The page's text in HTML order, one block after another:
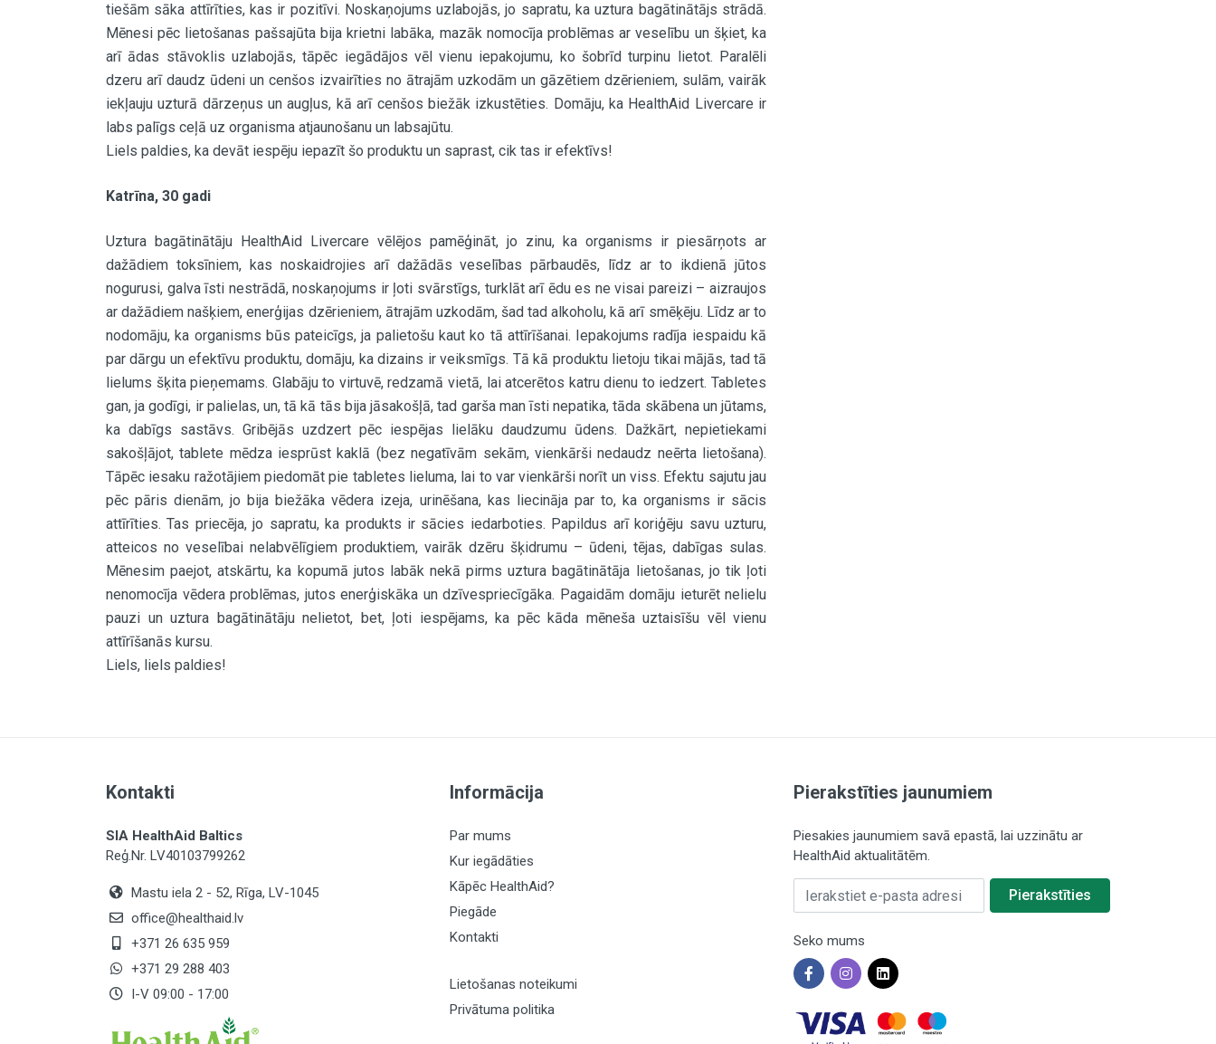
tiešām sāka attīrīties, kas ir pozitīvi. Noskaņojums uzlabojās, jo sapratu, ka uztura bagātinātājs strādā.
Mēnesi pēc lietošanas pašsajūta bija krietni labāka, mazāk nomocīja problēmas ar veselību un šķiet, ka
arī ādas stāvoklis uzlabojās, tāpēc iegādājos vēl vienu iepakojumu, ko šobrīd turpinu lietot. Paralēli
dzeru arī daudz ūdeni un cenšos izvairīties no ātrajām uzkodām un gāzētiem dzērieniem, sulām, vairāk
iekļauju uzturā dārzeņus un augļus, kā arī cenšos biežāk izkustēties. Domāju, ka HealthAid Livercare ir
labs palīgs ceļā uz organisma atjaunošanu un labsajūtu.
Liels paldies, ka devāt iespēju iepazīt šo produktu un saprast, cik tas ir efektīvs!
Katrīna, 30 gadi
Uztura bagātinātāju HealthAid Livercare vēlējos pamēģināt, jo zinu, ka organisms ir piesārņots ar
dažādiem toksīniem, kas noskaidrojies arī dažādās veselības pārbaudēs, līdz ar to ikdienā jūtos
nogurusi, galva īsti nestrādā, noskaņojums ir ļoti svārstīgs, turklāt arī ēdu es ne visai pareizi – aizraujos
ar dažādiem našķiem, enerģijas dzērieniem, ātrajām uzkodām, šad tad alkoholu, kā arī smēķēju. Līdz ar to
nodomāju, ka organisms būs pateicīgs, ja palietošu kaut ko tā attīrīšanai. Iepakojums radīja iespaidu kā
par dārgu un efektīvu produktu, domāju, ka dizains ir veiksmīgs. Tā kā produktu lietoju tikai mājās, tad tā
lielums šķita pieņemams. Glabāju to virtuvē, redzamā vietā, lai atcerētos katru dienu to iedzert. Tabletes
gan, ja godīgi, ir palielas, un, tā kā tās bija jāsakošļā, tad garša man īsti nepatika, tāda skābena un jūtams,
ka dabīgs sastāvs. Gribējās uzdzert pēc iespējas lielāku daudzumu ūdens. Dažkārt, nepietiekami
sakošļājot, tablete mēdza iesprūst kaklā (bez negatīvām sekām, vienkārši nedaudz neērta lietošana).
Tāpēc iesaku ražotājiem piedomāt pie tabletes lieluma, lai to var vienkārši norīt un viss. Efektu sajutu jau
pēc pāris dienām, jo bija biežāka vēdera izeja, urinēšana, kas liecināja par to, ka organisms ir sācis
attīrīties. Tas priecēja, jo sapratu, ka produkts ir sācies iedarboties. Papildus arī koriģēju savu uzturu,
atteicos no veselībai nelabvēlīgiem produktiem, vairāk dzēru šķidrumu – ūdeni, tējas, dabīgas sulas.
Mēnesim paejot, atskārtu, ka kopumā jutos labāk nekā pirms uztura bagātinātāja lietošanas, jo tik ļoti
nenomocīja vēdera problēmas, jutos enerģiskāka un dzīvespriecīgāka. Pagaidām domāju ieturēt nelielu
pauzi un uztura bagātinātāju nelietot, bet, ļoti iespējams, ka pēc kāda mēneša uztaisīšu vēl vienu
attīrīšanās kursu.
Liels, liels paldies!
Kontakti
SIA HealthAid Baltics
Reģ.Nr. LV40103799262
Mastu iela 2 - 52, Rīga, LV-1045
office@healthaid.lv
+371 26 635 959
+371 29 288 403
I-V 09:00 - 17:00
Informācija
Par mums
Kur iegādāties
Kāpēc HealthAid?
Piegāde
Kontakti
Lietošanas noteikumi
Privātuma politika
Pierakstīties jaunumiem
Piesakies jaunumiem savā epastā, lai uzzinātu ar
HealthAid aktualitātēm.
Ierakstiet e-pasta adresi Pierakstīties
Seko mums